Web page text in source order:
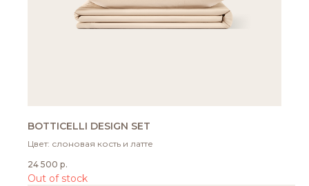
BOTTICELLI DESIGN SET
Цвет: слоновая кость и латте
24 500 р.
Out of stock